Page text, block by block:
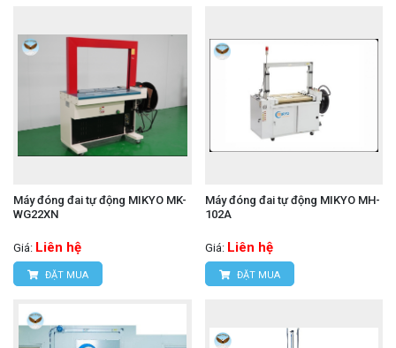
Máy đóng đai tự động MIKYO MK-
WG22XN
Giá: Liên hệ
ĐẶT MUA
Máy đóng đai tự động MIKYO MH-
102A
Giá: Liên hệ
ĐẶT MUA